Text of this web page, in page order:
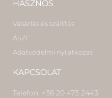
HASZNOS
Vásárlás és szállítás
ÁSZF
Adatvédelmi nyilatkozat
KAPCSOLAT
Telefon: +36 20 473 2443